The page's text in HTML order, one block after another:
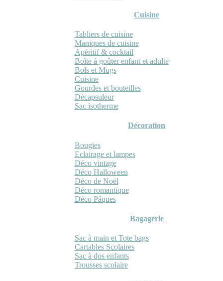
Cuisine
Tabliers de cuisine
Maniques de cuisine
Apéritif & cocktail
Boîte à goûter enfant et adulte
Bols et Mugs
Cuisine
Gourdes et bouteilles
Décapsuleur
Sac isotherme
Décoration
Bougies
Eclairage et lampes
Déco vintage
Déco Halloween
Déco de Noël
Déco romantique
Déco Pâques
Bagagerie
Sac à main et Tote bags
Cartables Scolaires
Sac à dos enfants
Trousses scolaire